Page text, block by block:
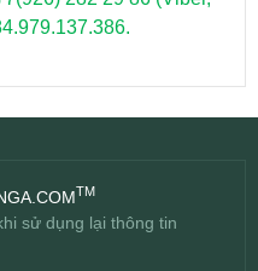
TM
sử dụng lại thông tin